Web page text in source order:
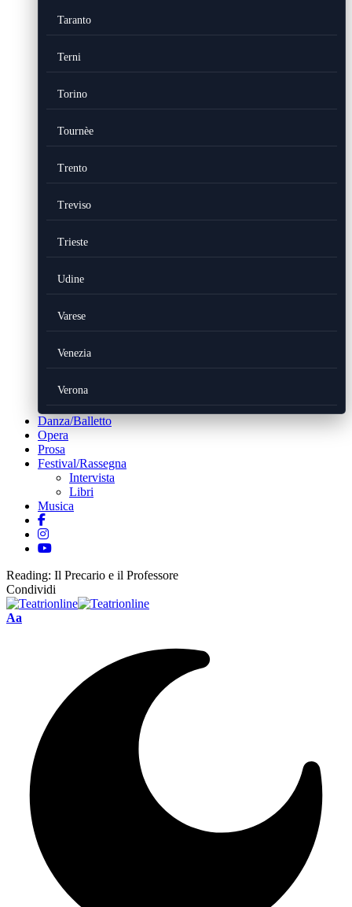
Taranto
Terni
Torino
Tournèe
Trento
Treviso
Trieste
Udine
Varese
Venezia
Verona
Danza/Balletto
Opera
Prosa
Festival/Rassegna
Intervista
Libri
Musica
Reading: Il Precario e il Professore
Condividi
Font
Aa